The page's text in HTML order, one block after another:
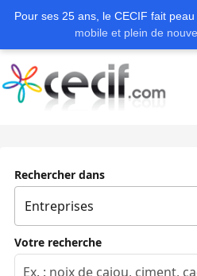
Pour ses 25 ans, le CECIF fait
mobile et plein de
Rechercher dans
Votre recherche